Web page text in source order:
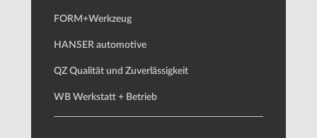
FORM+Werkzeug
HANSER automotive
QZ Qualität und Zuverlässigkeit
WB Werkstatt + Betrieb